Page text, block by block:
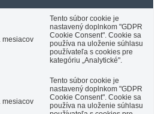
mesiacov
Tento súbor cookie je
nastavený doplnkom "GDPR
Cookie Consent". Cookie sa
používa na uloženie súhlasu
používateľa s cookies pre
kategóriu „Analytické".
mesiacov
Tento súbor cookie je
nastavený doplnkom "GDPR
Cookie Consent". Cookie sa
používa na uloženie súhlasu